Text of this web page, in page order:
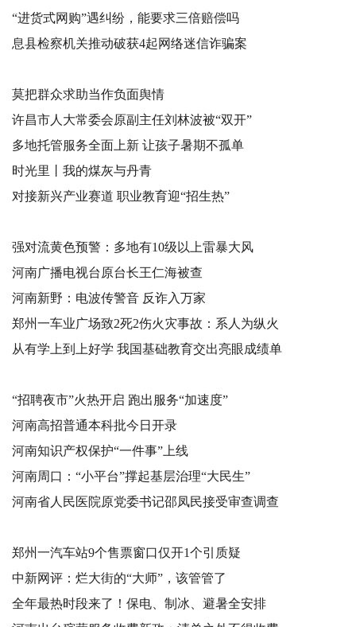
“进货式网购”遇纠纷，能要求三倍赔偿吗
息县检察机关推动破获4起网络迷信诈骗案
莫把群众求助当作负面舆情
许昌市人大常委会原副主任刘林波被“双开”
多地托管服务全面上新 让孩子暑期不孤单
时光里丨我的煤灰与丹青
对接新兴产业赛道 职业教育迎“招生热”
强对流黄色预警：多地有10级以上雷暴大风
河南广播电视台原台长王仁海被查
河南新野：电波传警音 反诈入万家
郑州一车业广场致2死2伤火灾事故：系人为纵火
从有学上到上好学 我国基础教育交出亮眼成绩单
“招聘夜市”火热开启 跑出服务“加速度”
河南高招普通本科批今日开录
河南知识产权保护“一件事”上线
河南周口：“小平台”撑起基层治理“大民生”
河南省人民医院原党委书记邵凤民接受审查调查
郑州一汽车站9个售票窗口仅开1个引质疑
中新网评：烂大街的“大师”，该管管了
全年最热时段来了！保电、制冰、避暑全安排